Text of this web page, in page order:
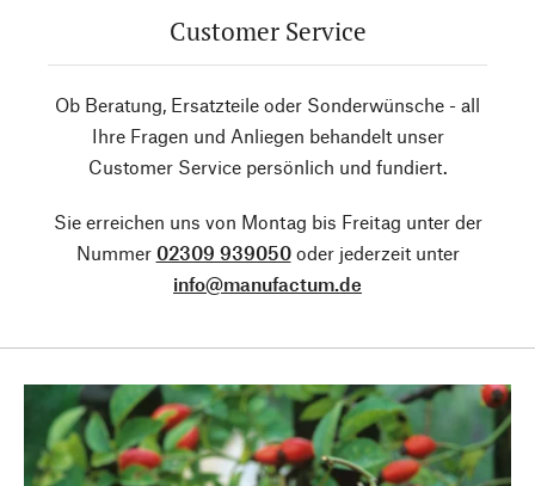
Customer Service
Ob Beratung, Ersatzteile oder Sonderwünsche - all
Ihre Fragen und Anliegen behandelt unser
Customer Service persönlich und fundiert.
Sie erreichen uns von Montag bis Freitag unter der
Nummer 02309 939050oder jederzeit unter
info@manufactum.de